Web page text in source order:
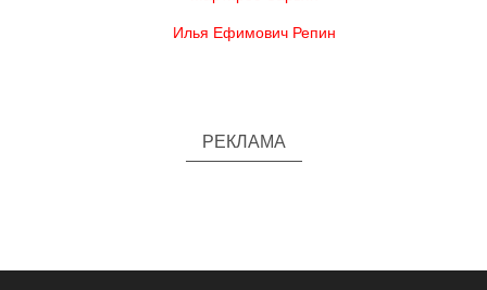
Илья Ефимович Репин
РЕКЛАМА